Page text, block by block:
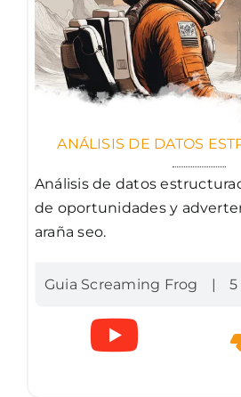
ANÁLISIS DE DATOS
Análisis de datos
de oportunidades y
araña seo.
Guia Screaming Frog |